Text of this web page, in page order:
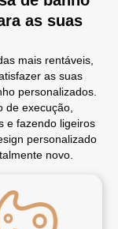
as suas
mais rentáveis,
as suas
personalizados.
de execução,
e fazendo ligeiros
personalizado
novo.